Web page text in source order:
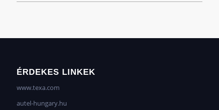
ÉRDEKES LINKEK
www.texa.com
autel-hungary.hu